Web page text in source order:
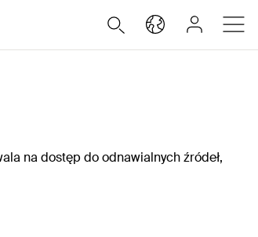
na dostęp do odnawialnych źródeł,